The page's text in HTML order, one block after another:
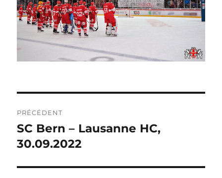
DE
L’ARTICLE
PRÉCÉDENT
Publication
précédente :
SC Bern – Lausanne HC,
30.09.2022